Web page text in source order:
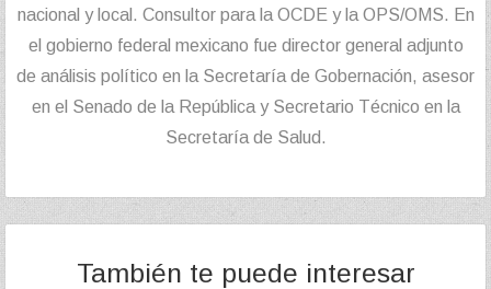
nacional y local. Consultor para la OCDE y la OPS/OMS. En
el gobierno federal mexicano fue director general adjunto
de análisis político en la Secretaría de Gobernación, asesor
en el Senado de la República y Secretario Técnico en la
Secretaría de Salud.
También te puede interesar